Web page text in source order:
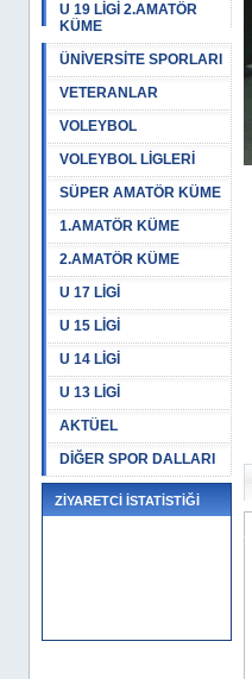
U 19 LİGİ 2.AMATÖR
KÜME
ÜNİVERSİTE SPORLARI
VETERANLAR
VOLEYBOL
VOLEYBOL LİGLERİ
SÜPER AMATÖR KÜME
1.AMATÖR KÜME
2.AMATÖR KÜME
U 17 LİGİ
U 15 LİGİ
U 14 LİGİ
U 13 LİGİ
AKTÜEL
DİĞER SPOR DALLARI
ZİYARETCİ İSTATİSTİĞİ